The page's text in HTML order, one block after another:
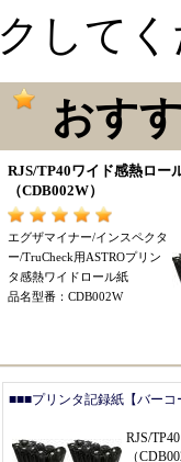
クして
おす
RJS/TP40ワイド感熱ロー
（CDB002W）
エグザマイナー/インスペクタ
ー/TruCheck用ASTROプリン
タ感熱ワイドロール紙
品名型番 ： CDB002W
■■■プリンタ記録紙【バー
RJS/
（